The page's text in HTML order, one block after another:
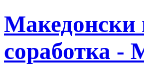
Македонски
соработка